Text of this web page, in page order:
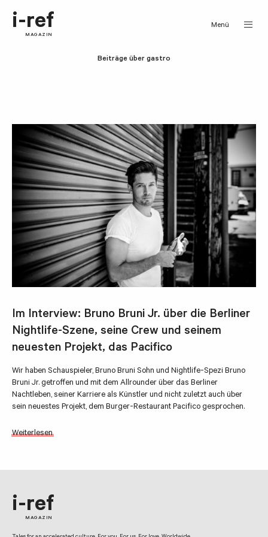
i-ref
MAGAZIN
Menü
Beiträge über gastro
Im Interview: Bruno Bruni Jr. über die Berliner
Nightlife-Szene, seine Crew und seinem
neuesten Projekt, das Pacifico
Wir haben Schauspieler, Bruno Bruni Sohn und Nightlife-Spezi Bruno
Bruni Jr. getroffen und mit dem Allrounder über das Berliner
Nachtleben, seiner Karriere als Künstler und nicht zuletzt auch über
sein neuestes Projekt, dem Burger-Restaurant Pacifico gesprochen.
Weiterlesen
i-ref
MAGAZIN